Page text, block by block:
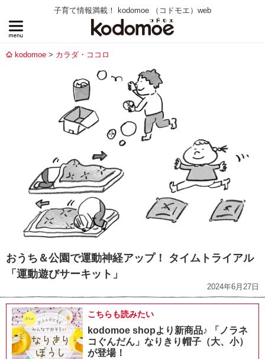
子育て情報満載！ kodomoe （コドモエ）web
kodomoe カラダ・ココロ
おうち＆公園で運動神経アップ！ タイムトライアル
「運動遊びサーキット」
2024年6月27日
こちらも読みたい
kodomoe shopより新商品♪ 「ノラネ
コぐんだん」なりきり帽子（大、小）
が登場！